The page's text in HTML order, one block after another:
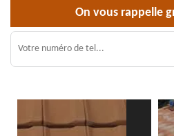
On vous rappelle